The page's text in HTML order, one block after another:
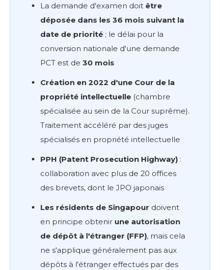
La demande d'examen doit être
déposée dans les 36 mois suivant la
date de priorité ; le délai pour la
conversion nationale d'une demande
PCT est de30 mois
Création en 2022 d'une Cour de la
propriété intellectuelle (chambre
spécialisée au sein de la Cour suprême).
Traitement accéléré par des juges
spécialisés en propriété intellectuelle
PPH (Patent Prosecution Highway) :
collaboration avec plus de 20 offices
des brevets, dont le JPO japonais
Les résidents de Singapour doivent
en principe obtenir une autorisation
de dépôt à l'étranger (FFP), mais cela
ne s'applique généralement pas aux
dépôts à l'étranger effectués par des